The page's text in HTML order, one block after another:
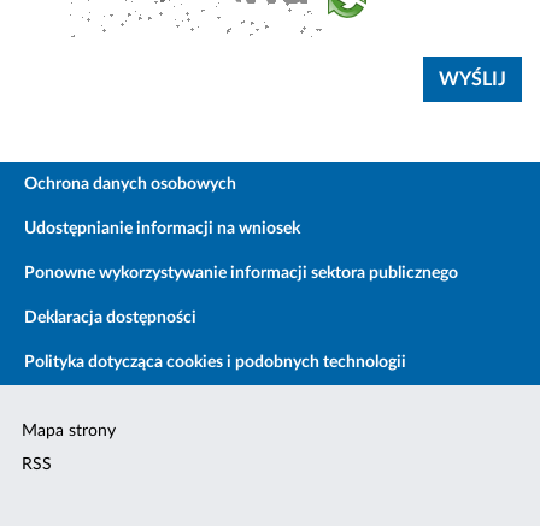
Ochrona danych osobowych
Udostępnianie informacji na wniosek
Ponowne wykorzystywanie informacji sektora publicznego
Deklaracja dostępności
Polityka dotycząca cookies i podobnych technologii
Mapa strony
RSS